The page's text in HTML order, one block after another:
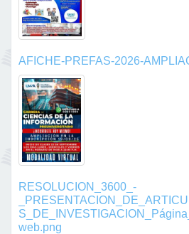
AFICHE-PREFAS-2026-
RESOLUCION_3600_-
web.png